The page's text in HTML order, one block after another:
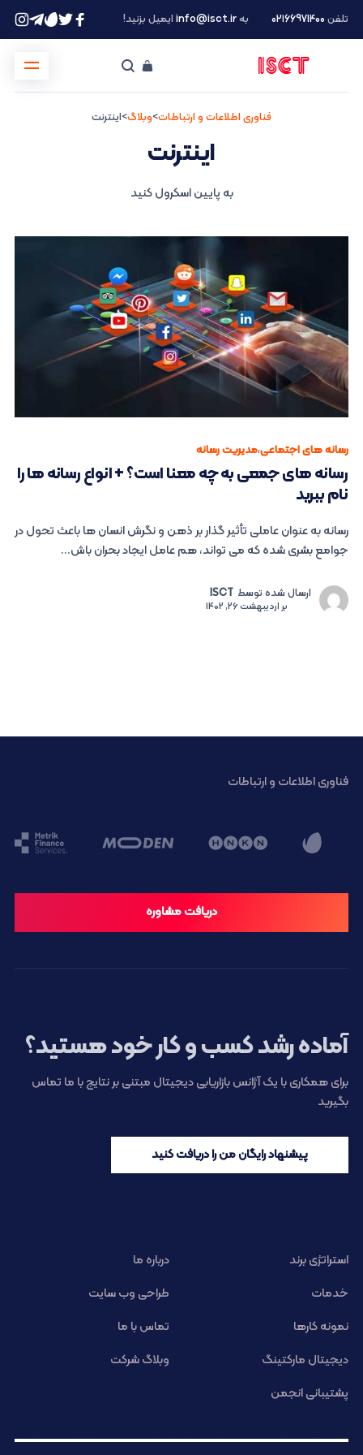
تلفن ۰۲۱66971400 بهinfo@isct.irایمیل بزنید!
فناوری اطلاعات و ارتباطات>وبلاگ>اینترنت
اینترنت
به پایین اسکرول کنید
رسانه های اجتماعی،مدیریت رسانه
رسانه های جمعی به چه معنا است؟ + انواع رسانه ها را
نام ببرید
رسانه به عنوان عاملی تأثیر گذار بر ذهن و نگرش انسان ها باعث تحول در
جوامع بشری شده که می ‌تواند، هم عامل ایجاد بحران باش...
ارسال شده توسط ISCT
براردیبهشت 26, 1402
فناوری اطلاعات و ارتباطات
دریافت مشاوره
آماده رشد کسب و کار خود هستید؟
برای همکاری با یک آژانس بازاریابی دیجیتال مبتنی بر نتایج با ما تماس
بگیرید
پیشنهاد رایگان من را دریافت کنید
استراتژی برند
درباره ما
خدمات
طراحی وب سایت
نمونه کارها
تماس با ما
دیجیتال مارکتینگ
وبلاگ شرکت
پشتیبانی انجمن